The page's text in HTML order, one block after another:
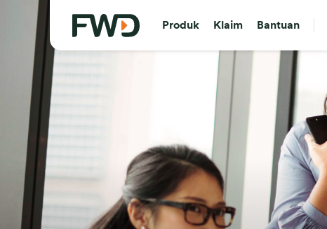
Produk Klaim Bantuan